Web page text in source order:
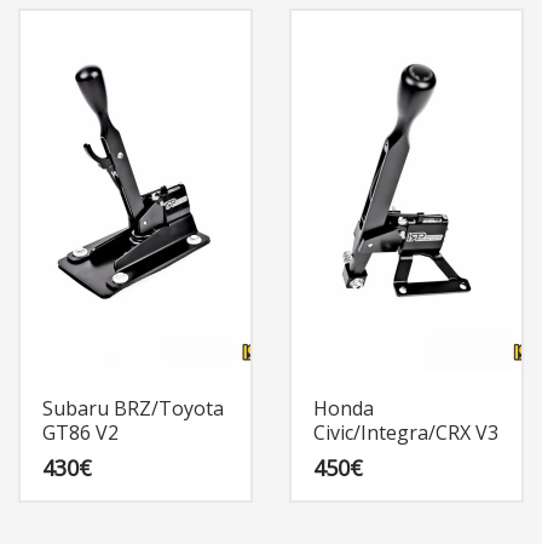
Subaru BRZ/Toyota
GT86 V2
430€
Honda
Civic/Integra/CRX V3
450€